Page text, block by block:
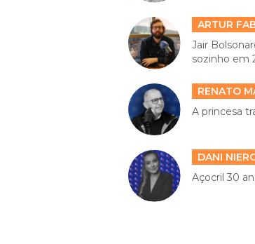
ARTUR
Jair
sozinho em
RENATO
A princesa
DANI
Açocril 30